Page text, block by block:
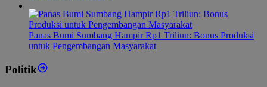
Panas Bumi Sumbang Hampir Rp1 Triliun: Bonus Produksi
untuk Pengembangan Masyarakat
Politik